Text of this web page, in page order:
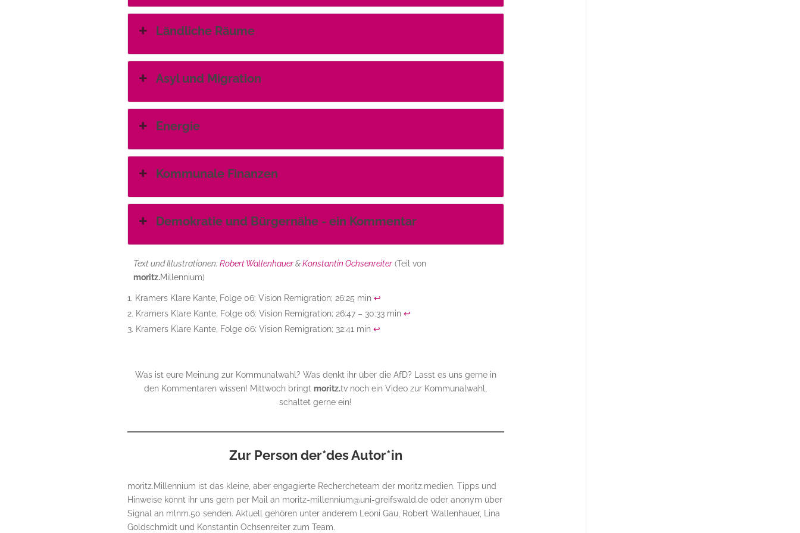
Ländliche Räume
Asyl und Migration
Energie
Kommunale Finanzen
Demokratie und Bürgernähe - ein Kommentar
Text und Illustrationen:Robert Wallenhauer&Konstantin Ochsenreiter(Teil von
moritz.Millennium)
Kramers Klare Kante, Folge 06: Vision Remigration; 26:25 min ↩︎
Kramers Klare Kante, Folge 06: Vision Remigration; 26:47 – 30:33 min ↩︎
Kramers Klare Kante, Folge 06: Vision Remigration; 32:41 min ↩︎
Was ist eure Meinung zur Kommunalwahl? Was denkt ihr über die AfD? Lasst es uns gerne in
den Kommentaren wissen! Mittwoch bringt moritz.tv noch ein Video zur Kommunalwahl,
schaltet gerne ein!
Zur Person der*des Autor*in
moritz.Millennium ist das kleine, aber engagierte Rechercheteam der moritz.medien. Tipps und
Hinweise könnt ihr uns gern per Mail an moritz-millennium@uni-greifswald.de oder anonym über
Signal an mlnm.50 senden. Aktuell gehören unter anderem Leoni Gau, Robert Wallenhauer, Lina
Goldschmidt und Konstantin Ochsenreiter zum Team.